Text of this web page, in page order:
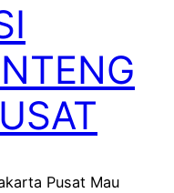
Pusat Mau